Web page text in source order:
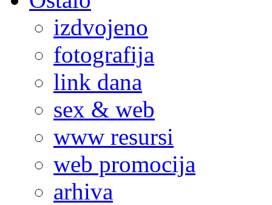
izdvojeno
fotografija
link dana
sex & web
www resursi
web promocija
arhiva